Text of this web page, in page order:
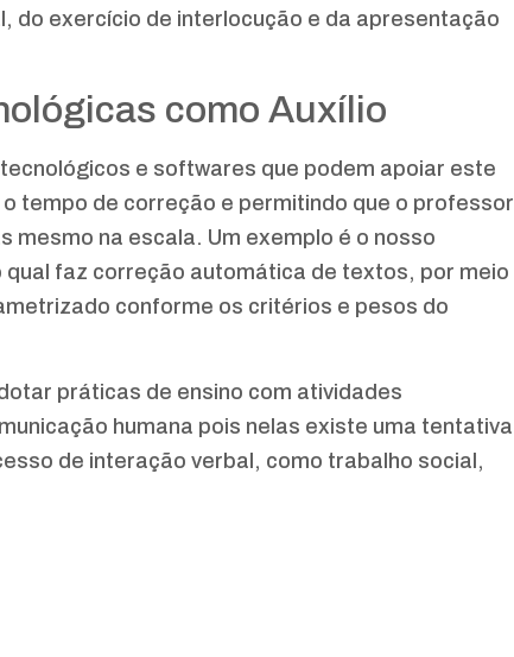
do exercício de interlocução e da apresentação
como Auxílio
e softwares que podem apoiar este
tempo de correção e permitindo que o professor
mesmo na escala. Um exemplo é o nosso
faz correção automática de textos, por meio
conforme os critérios e pesos do
práticas de ensino com atividades
humana pois nelas existe uma tentativa
de interação verbal, como trabalho social,